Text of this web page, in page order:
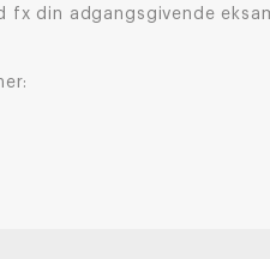
din adgangsgivende